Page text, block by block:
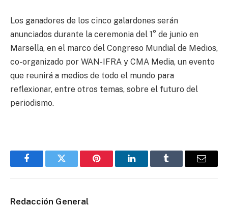
Los ganadores de los cinco galardones serán
anunciados durante la ceremonia del 1° de junio en
Marsella, en el marco del Congreso Mundial de Medios,
co-organizado por WAN-IFRA y CMA Media, un evento
que reunirá a medios de todo el mundo para
reflexionar, entre otros temas, sobre el futuro del
periodismo.
FacebookTwitter Pinterest LinkedInTumblr Email
Redacción General